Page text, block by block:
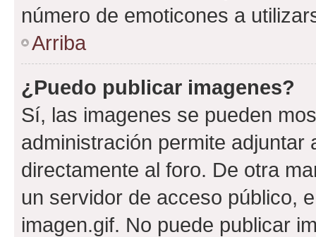
número de emoticones a
Arriba
¿Puedo publicar imagenes?
Sí, las imagenes se pueden
administración permite
directamente al foro. De otra
un servidor de acceso público,
imagen.gif. No puede publicar